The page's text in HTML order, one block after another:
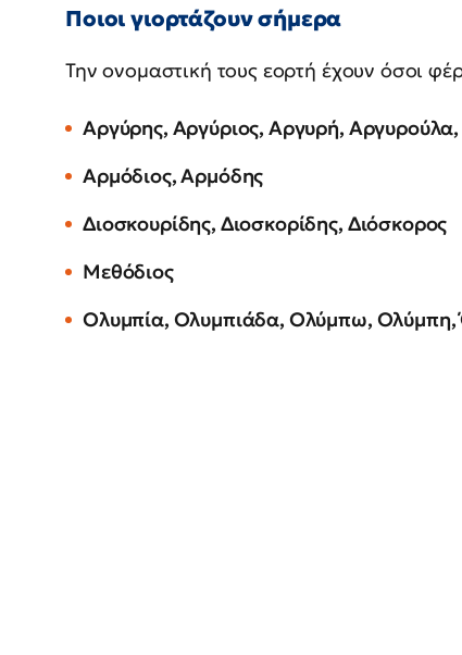
Ποιοι γιορτάζουν σήμερα
Την ονομαστική τους εορτή έχουν όσοι
Αργύρης, Αργύριος, Αργυρή,
Αρμόδιος, Αρμόδης
Διοσκουρίδης, Διοσκορίδης, Διόσκορος
Μεθόδιος
Ολυμπία, Ολυμπιάδα, Ολύμπω, Ολύμπη,